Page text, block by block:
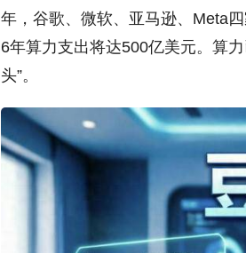
年，谷歌、微软、亚马逊、Meta
6年算力支出将达500亿美元。算
头”。